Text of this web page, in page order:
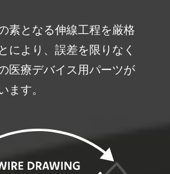
素となる伸線工程を厳格
により、誤差を限りなく
医療デバイス用パーツが
ます。